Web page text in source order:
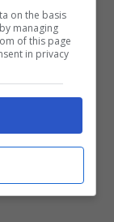
on the basis
managing
of this page
in privacy